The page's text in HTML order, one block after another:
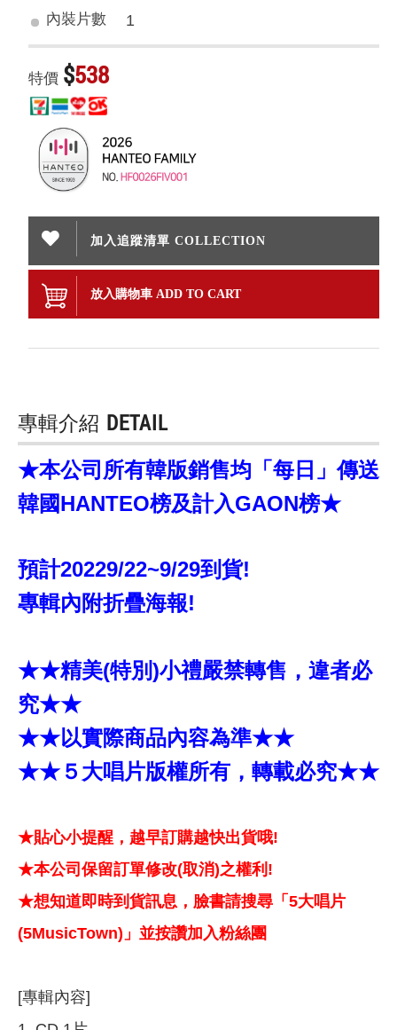
內裝片數 1
特價 $538
加入追蹤清單 COLLECTION
放入購物車 ADD TO CART
專輯介紹 DETAIL
★本公司所有韓版銷售均「每日」傳送
韓國HANTEO榜及計入GAON榜★
預計20229/22~9/29到貨!
專輯內附折疊海報!
★★精美(特別)小禮嚴禁轉售，違者必
究★★
★★以實際商品內容為準★★
★★５大唱片版權所有，轉載必究★★
★貼心小提醒，越早訂購越快出貨哦!
★本公司保留訂單修改(取消)之權利!
★想知道即時到貨訊息，臉書請搜尋「5大唱片
(5MusicTown)」並按讚加入粉絲團
[專輯內容]